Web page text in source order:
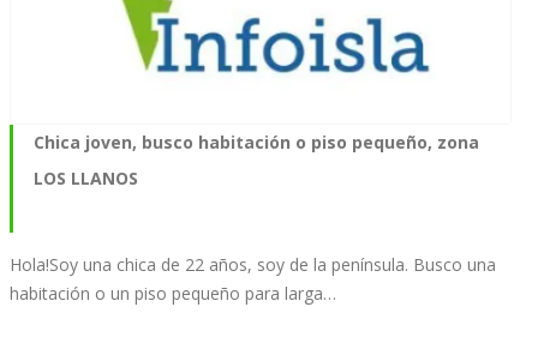
Chica joven, busco habitación o piso pequeño, zona
LOS LLANOS
Hola!Soy una chica de 22 años, soy de la península. Busco una
habitación o un piso pequeño para larga…